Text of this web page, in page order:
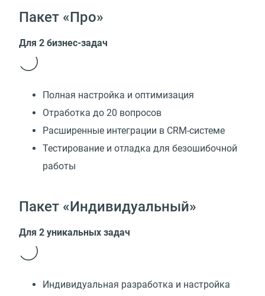
Пакет «Про»
Для 2 бизнес-задач
Полная настройка и оптимизация
Отработка до 20 вопросов
Расширенные интеграции в CRM-системе
Тестирование и отладка для безошибочной
работы
Пакет «Индивидуальный»
Для 2 уникальных задач
Индивидуальная разработка и настройка